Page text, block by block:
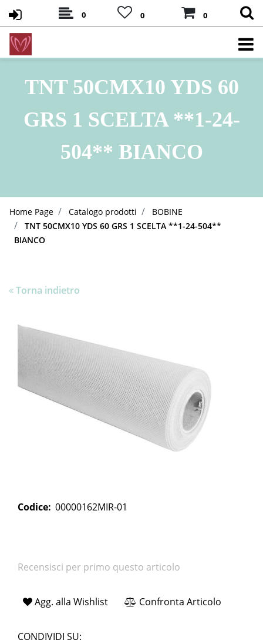
0 0 0
TNT 50CMX10 YDS 60
GRS 1 SCELTA **1-24-
504** BIANCO
Home Page Catalogo prodotti
BOBINE
TNT 50CMX10 YDS 60 GRS 1 SCELTA **1-24-504**
BIANCO
Torna indietro
Codice: 00000162MIR-01
Recensisci per primo questo articolo
Agg. alla Wishlist Confronta Articolo
CONDIVIDI SU: